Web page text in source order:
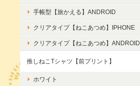
手帳型【旅かえる】ANDROID
クリアタイプ【ねこあつめ】IPHONE
クリアタイプ【ねこあつめ】ANDROID
推しねこTシャツ【前プリント】
ホワイト